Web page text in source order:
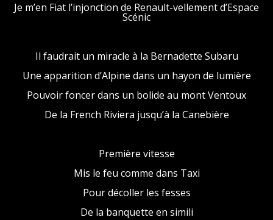
Je m’en Fiat l’injonction de Renault-vellement d’Espace
Scénic
Il faudrait un miracle à la Bernadette Subaru
Une apparition d’Alpine dans un hayon de lumière
Pouvoir foncer dans un bolide au mont Ventoux
De la French Riviera jusqu’à la Canebière
Première vitesse
Mis le feu comme dans Taxi
Pour décoller les fesses
De la banquette en simili